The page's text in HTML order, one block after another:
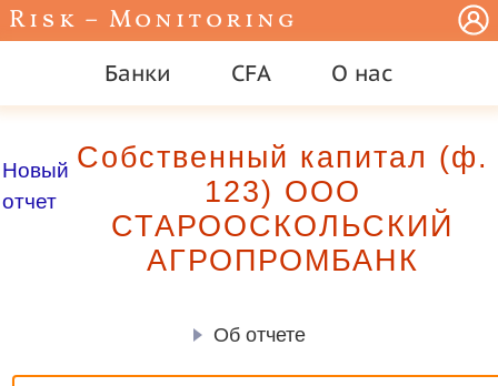
Risk – Monitoring
Банки CFA О нас
Новый
отчет
Собственный капитал (ф.
123) ООО
СТАРООСКОЛЬСКИЙ
АГРОПРОМБАНК
Об отчете